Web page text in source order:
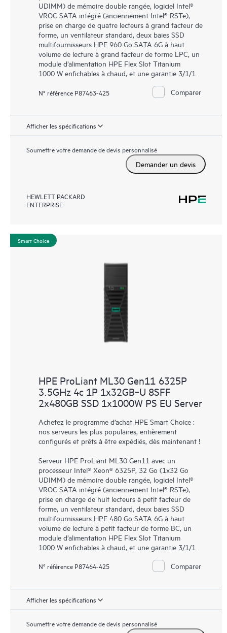
UDIMM) de mémoire double rangée, logiciel Intel®
VROC SATA intégré (anciennement Intel® RSTe),
prise en charge de quatre lecteurs à grand facteur de
forme, un ventilateur standard, deux baies SSD
multifournisseurs HPE 960 Go SATA 6G à haut
volume de lecture à grand facteur de forme LPC, un
module d’alimentation HPE Flex Slot Titanium
1000 W enfichables à chaud, et une garantie 3/1/1
N° référence P87463-425 Comparer
Afficher les spécifications
Soumettre votre demande de devis personnalisé
Demander un devis
HEWLETT PACKARD
ENTERPRISE
Smart Choice
HPE ProLiant ML30 Gen11 6325P
3.5GHz 4c 1P 1x32GB‑U 8SFF
2x480GB SSD 1x1000W PS EU Server
Achetez le programme d’achat HPE Smart Choice :
nos serveurs les plus populaires, entièrement
configurés et prêts à être expédiés, dès maintenant !
Serveur HPE ProLiant ML30 Gen11 avec un
processeur Intel® Xeon® 6325P, 32 Go (1x32 Go
UDIMM) de mémoire double rangée, logiciel Intel®
VROC SATA intégré (anciennement Intel® RSTe),
prise en charge de huit lecteurs à petit facteur de
forme, un ventilateur standard, deux baies SSD
multifournisseurs HPE 480 Go SATA 6G à haut
volume de lecture à petit facteur de forme BC, un
module d’alimentation HPE Flex Slot Titanium
1000 W enfichables à chaud, et une garantie 3/1/1
N° référence P87464-425 Comparer
Afficher les spécifications
Soumettre votre demande de devis personnalisé